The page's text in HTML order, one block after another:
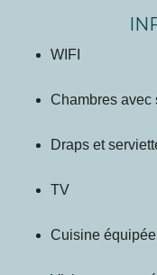
WIFI
Chambres avec
Draps et
TV
Cuisine équipée